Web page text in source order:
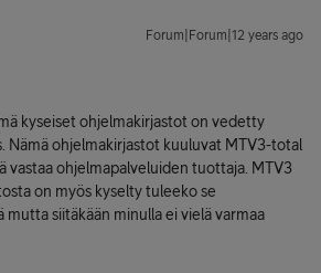
Forum|Forum|12 years ago
kyseiset ohjelmakirjastot on vedetty
Nämä ohjelmakirjastot kuuluvat MTV3-total
vastaa ohjelmapalveluiden tuottaja. MTV3
on myös kyselty tuleeko se
mutta siitäkään minulla ei vielä varmaa